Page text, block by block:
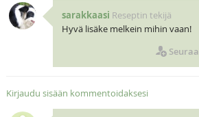
sarakkaasi Reseptin tekijä
Hyvä lisäke melkein mihin vaan!
Seuraa
Kirjaudu sisään kommentoidaksesi